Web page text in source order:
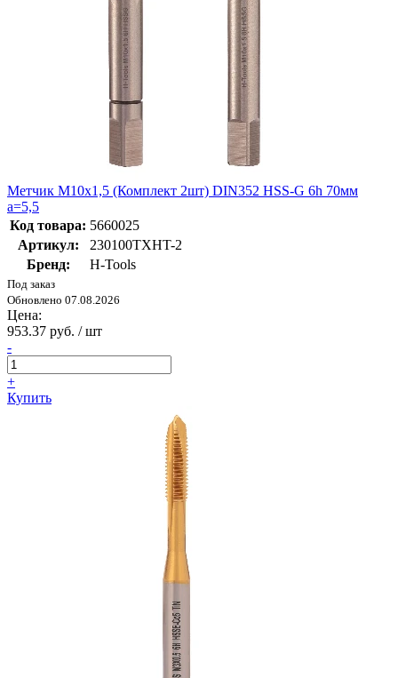
Метчик М10х1,5 (Комплект 2шт) DIN352 HSS-G 6h 70мм
a=5,5
Код товара: 5660025
Артикул:
230100TXHT-2
Бренд:
H-Tools
Под заказ
Обновлено 07.08.2026
Цена:
953.37 руб. / шт
-
+
Купить